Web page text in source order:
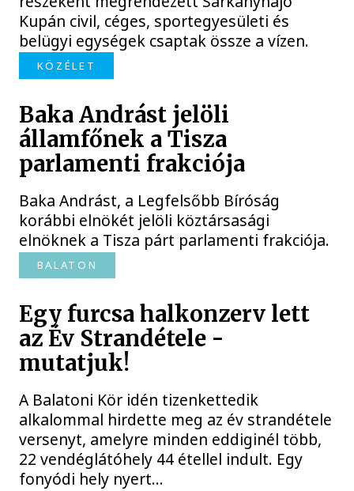
Kupán civil, céges, sportegyesületi és
belügyi egységek csaptak össze a vízen.
KÖZÉLET
Baka Andrást jelöli
államfőnek a Tisza
parlamenti frakciója
Baka Andrást, a Legfelsőbb Bíróság
korábbi elnökét jelöli köztársasági
elnöknek a Tisza párt parlamenti frakciója.
BALATON
Egy furcsa halkonzerv lett
az Év Strandétele -
mutatjuk!
A Balatoni Kör idén tizenkettedik
alkalommal hirdette meg az év strandétele
versenyt, amelyre minden eddiginél több,
22 vendéglátóhely 44 étellel indult. Egy
fonyódi hely nyert...